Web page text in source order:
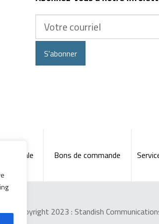
courriel
S'abonner
générale Bons de commande
Copyright 2023 : Standish